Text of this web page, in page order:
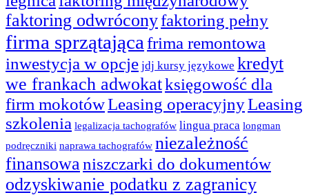
faktoring odwróconyfaktoring pełny
firma sprzątająca frima remontowa
inwestycja w opcje jdj kursy językowe kredyt
we frankach adwokatksięgowość dla
firm mokotówLeasing operacyjnyLeasing
szkolenia legalizacja tachografów lingua praca longman
podręczniki naprawa tachografów niezależność
finansowaniszczarki do dokumentów
odzyskiwanie podatku z zagranicy